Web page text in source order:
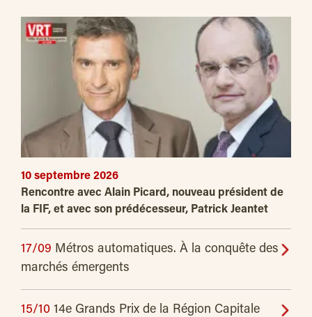
10 septembre 2026
Rencontre avec Alain Picard, nouveau président de
la FIF, et avec son prédécesseur, Patrick Jeantet
17/09 Métros automatiques. À la conquête des
marchés émergents
15/10 14e Grands Prix de la Région Capitale